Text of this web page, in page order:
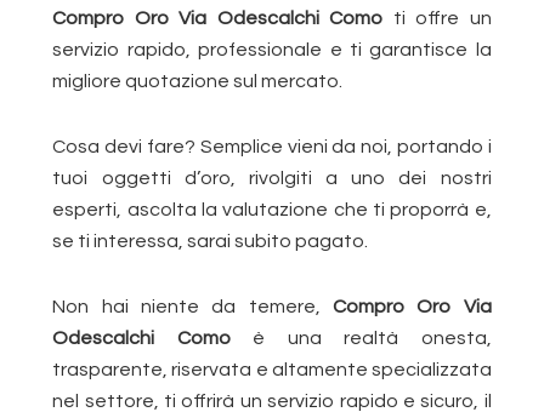
Compro Oro Via Odescalchi Como ti offre un
servizio rapido, professionale e ti garantisce la
migliore quotazione sul mercato.
Cosa devi fare? Semplice vieni da noi, portando i
tuoi oggetti d’oro, rivolgiti a uno dei nostri
esperti, ascolta la valutazione che ti proporrà e,
se ti interessa, sarai subito pagato.
Non hai niente da temere, Compro Oro Via
Odescalchi Comoè una realtà onesta,
trasparente, riservata e altamente specializzata
nel settore, ti offrirà un servizio rapido e sicuro, il